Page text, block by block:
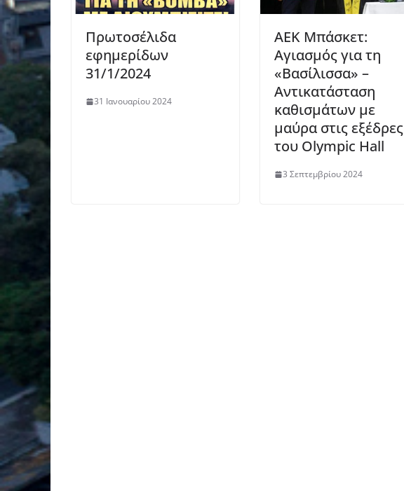
Πρωτοσέλιδα
εφημερίδων
31/1/2024
31 Ιανουαρίου 2024
ΑΕΚ Μπάσκετ:
Αγιασμός για τη
«Βασίλισσα» –
Αντικατάσταση
καθισμάτων με
μαύρα στις εξέδρες
του Olympic Hall
3 Σεπτεμβρίου 2024